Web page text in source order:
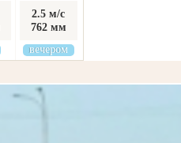
2.5 м/с
762 мм
вечером